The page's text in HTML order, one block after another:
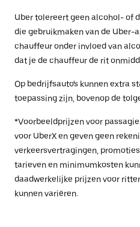
Uber tolereert geen alcohol- of
die gebruikmaken van de Uber-
chauffeur onder invloed van
dat je de chauffeur de rit
Op bedrijfsauto's kunnen extra
toepassing zijn, bovenop de
*Voorbeeldprijzen voor
voor UberX en geven geen
verkeersvertragingen,
tarieven en minimumkosten
daadwerkelijke prijzen voor
kunnen variëren.